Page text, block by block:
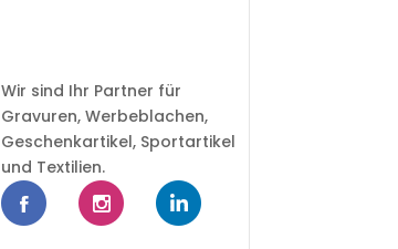
Wir sind Ihr Partner für
Gravuren, Werbeblachen,
Geschenkartikel, Sportartikel
und Textilien.